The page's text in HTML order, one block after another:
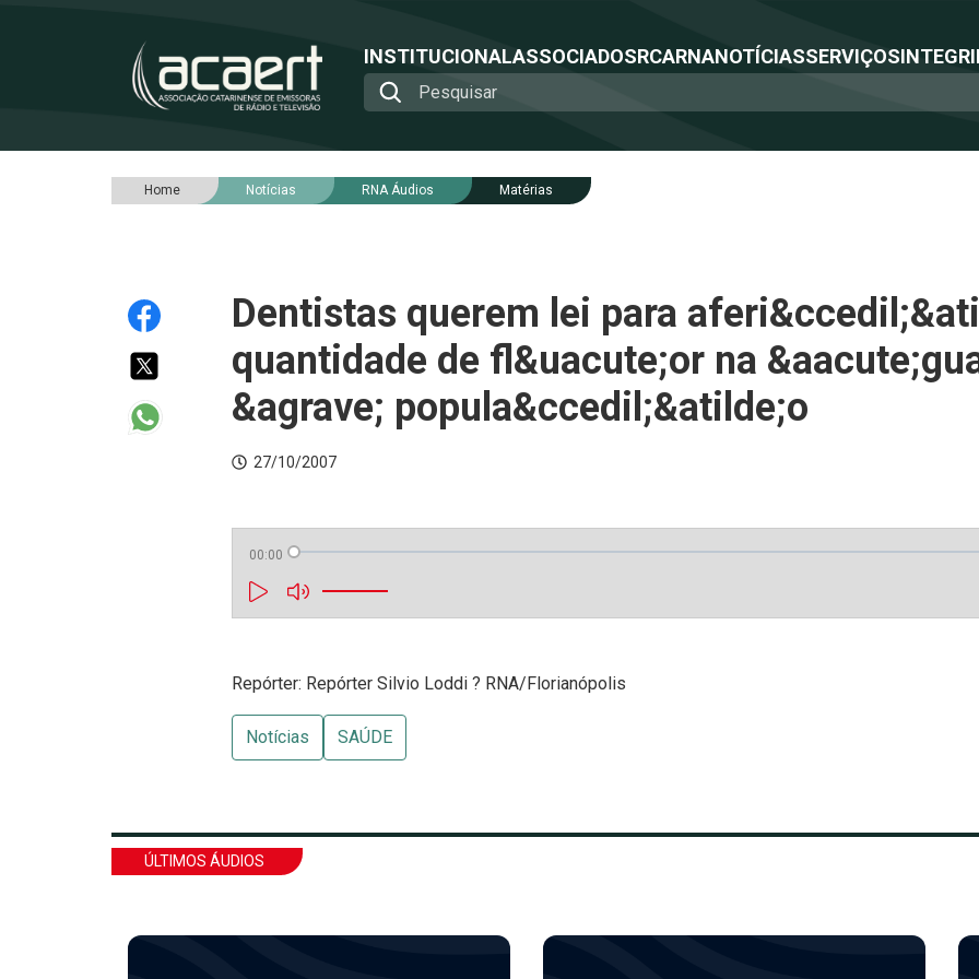
INSTITUCIONALASSOCIADOSRCARNANOTÍCIASSERVIÇOS
Home Notícias RNA Áudios Matérias
Dentistas querem lei para
quantidade de fl&uacute;or na
&agrave; popula&ccedil;&atilde;o
27/10/2007
00:00
Repórter: Repórter Silvio Loddi ? RNA/Florianópolis
Notícias SAÚDE
ÚLTIMOS ÁUDIOS